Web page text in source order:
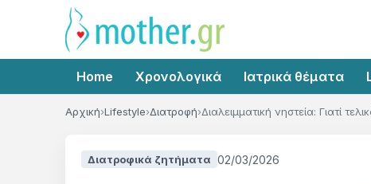
Home Χρονολογικά Ιατρικά θέματα
Αρχική Lifestyle Διατροφή Διαλειμματική νηστεία: Γιατί
Διατροφικά ζητήματα 02/03/2026